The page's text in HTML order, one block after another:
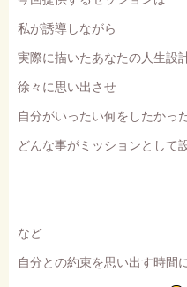
私が誘導しながら
実際に描いたあなたの人生設
徐々に思い出させ
自分がいったい何をしたかっ
どんな事がミッションとして
など
自分との約束を思い出す時間